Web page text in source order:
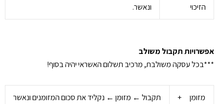
הזיכוי
ונאשר.
אפשרויות תקבול משולב
***בכל עסקה משולבת, מרכיב תשלום האשראי יהיה בסוף!
מזומן +
תקבול ← מזומן ← נקליד את סכום המזומנים ונאשר